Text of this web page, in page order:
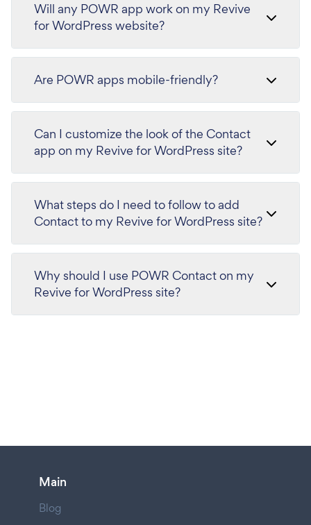
Will any POWR app work on my Revive
for WordPress website?
Are POWR apps mobile-friendly?
Can I customize the look of the Contact
app on my Revive for WordPress site?
What steps do I need to follow to add
Contact to my Revive for WordPress site?
Why should I use POWR Contact on my
Revive for WordPress site?
Main
Blog